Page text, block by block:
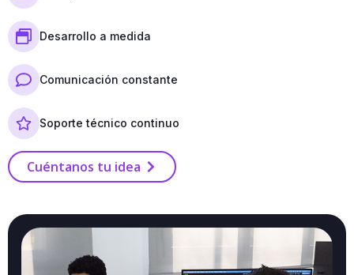
Desarrollo a medida
Comunicación constante
Soporte técnico continuo
Cuéntanos tu idea